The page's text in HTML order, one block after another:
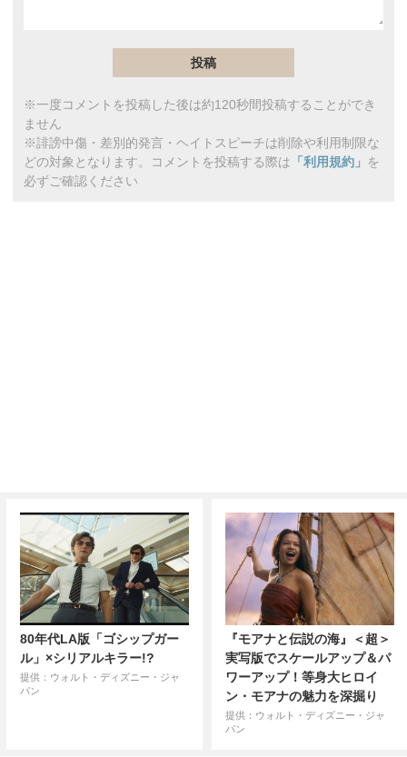
※一度コメントを投稿した後は約120秒間投稿することができ
ません
※誹謗中傷・差別的発言・ヘイトスピーチは削除や利用制限な
どの対象となります。コメントを投稿する際は 「利用規約」 を
必ずご確認ください
80年代LA版「ゴシップガー
ル」×シリアルキラー!?
提供：ウォルト・ディズニー・ジャ
パン
『モアナと伝説の海』＜超＞
実写版でスケールアップ＆パ
ワーアップ！等身大ヒロイ
ン・モアナの魅力を深掘り
提供：ウォルト・ディズニー・ジャ
パン